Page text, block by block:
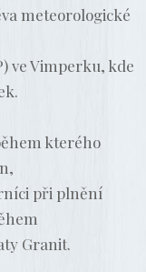
meteorologické
ve Vimperku, kde
kterého
při plnění
Granit.